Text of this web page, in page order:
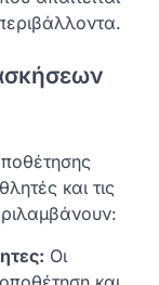
και τις
Οι